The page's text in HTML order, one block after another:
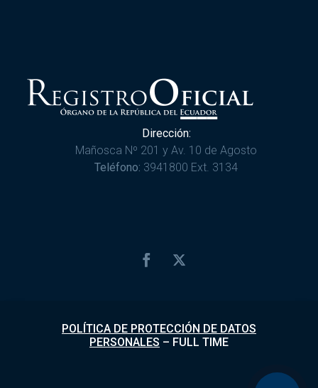
Dirección:
Mañosca Nº 201 y Av. 10 de Agosto
Teléfono: 3941800 Ext. 3134
POLÍTICA DE PROTECCIÓN DE DATOS
PERSONALES – FULL TIME